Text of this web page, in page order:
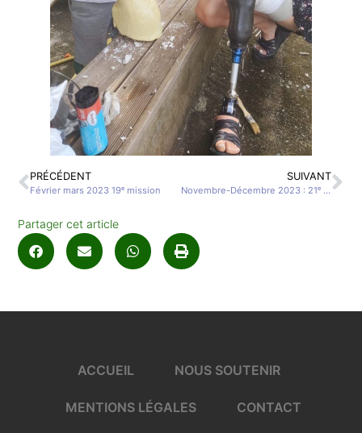
PRÉCÉDENT
Février mars 2023 19ᵉ mission
SUIVANT
Novembre-Décembre 2023 : 21ᵉ mission
Partager cet article
ACCUEIL NOUS SOUTENIR
MENTIONS LÉGALES CONTACT